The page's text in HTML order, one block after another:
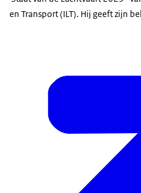
en Transport (ILT). Hij geeft zijn